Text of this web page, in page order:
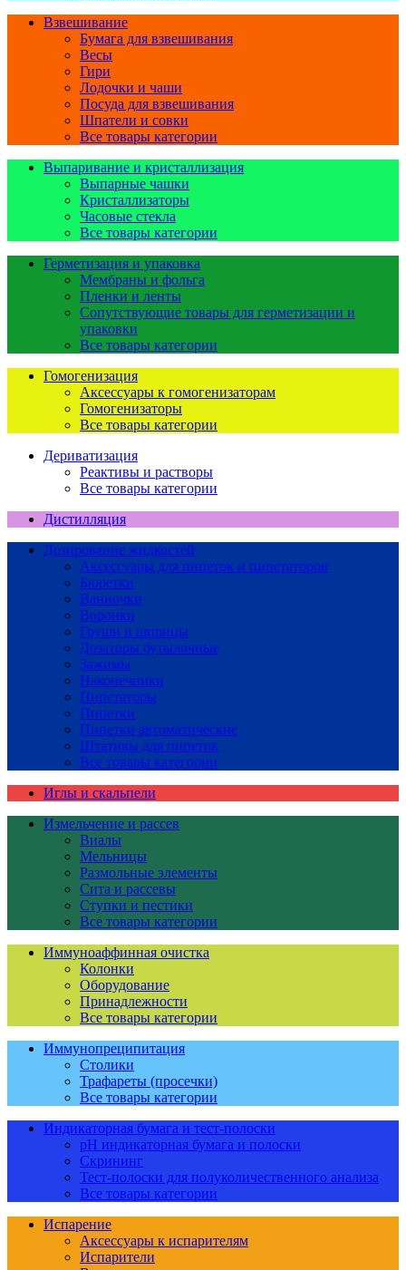
Взвешивание
Бумага для взвешивания
Весы
Гири
Лодочки и чаши
Посуда для взвешивания
Шпатели и совки
Все товары категории
Выпаривание и кристаллизация
Выпарные чашки
Кристаллизаторы
Часовые стекла
Все товары категории
Герметизация и упаковка
Мембраны и фольга
Пленки и ленты
Сопутствующие товары для герметизации и
упаковки
Все товары категории
Гомогенизация
Аксессуары к гомогенизаторам
Гомогенизаторы
Все товары категории
Дериватизация
Реактивы и растворы
Все товары категории
Дистилляция
Дозирование жидкостей
Аксессуары для пипеток и пипетаторов
Бюретки
Ванночки
Воронки
Груши и шприцы
Дозаторы бутылочные
Зажимы
Наконечники
Пипетаторы
Пипетки
Пипетки автоматические
Штативы для пипеток
Все товары категории
Иглы и скальпели
Измельчение и рассев
Виалы
Мельницы
Размольные элементы
Сита и рассевы
Ступки и пестики
Все товары категории
Иммуноаффинная очистка
Колонки
Оборудование
Принадлежности
Все товары категории
Иммунопреципитация
Столики
Трафареты (просечки)
Все товары категории
Индикаторная бумага и тест-полоски
pH индикаторная бумага и полоски
Скрининг
Тест-полоски для полуколичественного анализа
Все товары категории
Испарение
Аксессуары к испарителям
Испарители